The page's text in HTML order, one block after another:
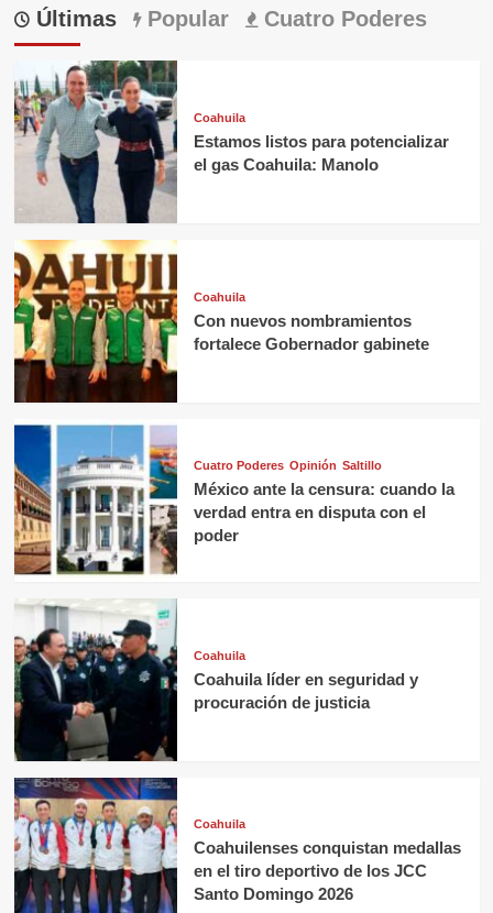
Últimas Popular Cuatro Poderes
Coahuila
Estamos listos para potencializar
el gas Coahuila: Manolo
Coahuila
Con nuevos nombramientos
fortalece Gobernador gabinete
Cuatro Poderes Opinión Saltillo
México ante la censura: cuando la
verdad entra en disputa con el
poder
Coahuila
Coahuila líder en seguridad y
procuración de justicia
Coahuila
Coahuilenses conquistan medallas
en el tiro deportivo de los JCC
Santo Domingo 2026